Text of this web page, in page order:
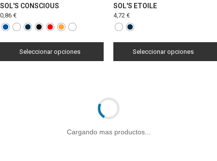
SOL'S CONSCIOUS
0,86 €
Seleccionar opciones
SOL'S ETOILE
4,72 €
Seleccionar opciones